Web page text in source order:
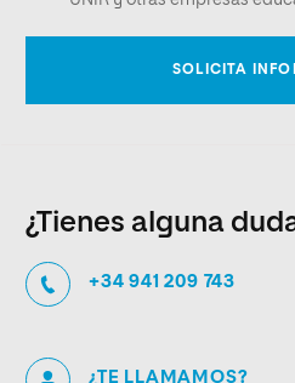
¿Tienes alguna
+34 941 209 743
¿TE LLAMAMOS?